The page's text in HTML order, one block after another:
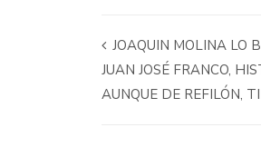
JOAQUIN MOLINA LO
JUAN JOSÉ FRANCO,
AUNQUE DE REFILÓN,